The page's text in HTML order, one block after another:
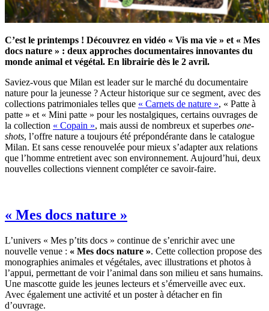
C’est le printemps ! Découvrez en vidéo « Vis ma vie » et « Mes
docs nature » : deux approches documentaires innovantes du
monde animal et végétal. En librairie dès le 2 avril.
Saviez-vous que Milan est leader sur le marché du documentaire
nature pour la jeunesse ? Acteur historique sur ce segment, avec des
collections patrimoniales telles que « Carnets de nature », « Patte à
patte » et « Mini patte » pour les nostalgiques, certains ouvrages de
la collection « Copain », mais aussi de nombreux et superbes one-
shots, l’offre nature a toujours été prépondérante dans le catalogue
Milan. Et sans cesse renouvelée pour mieux s’adapter aux relations
que l’homme entretient avec son environnement. Aujourd’hui, deux
nouvelles collections viennent compléter ce savoir-faire.
« Mes docs nature »
L’univers « Mes p’tits docs » continue de s’enrichir avec une
nouvelle venue : « Mes docs nature ». Cette collection propose des
monographies animales et végétales, avec illustrations et photos à
l’appui, permettant de voir l’animal dans son milieu et sans humains.
Une mascotte guide les jeunes lecteurs et s’émerveille avec eux.
Avec également une activité et un poster à détacher en fin
d’ouvrage.